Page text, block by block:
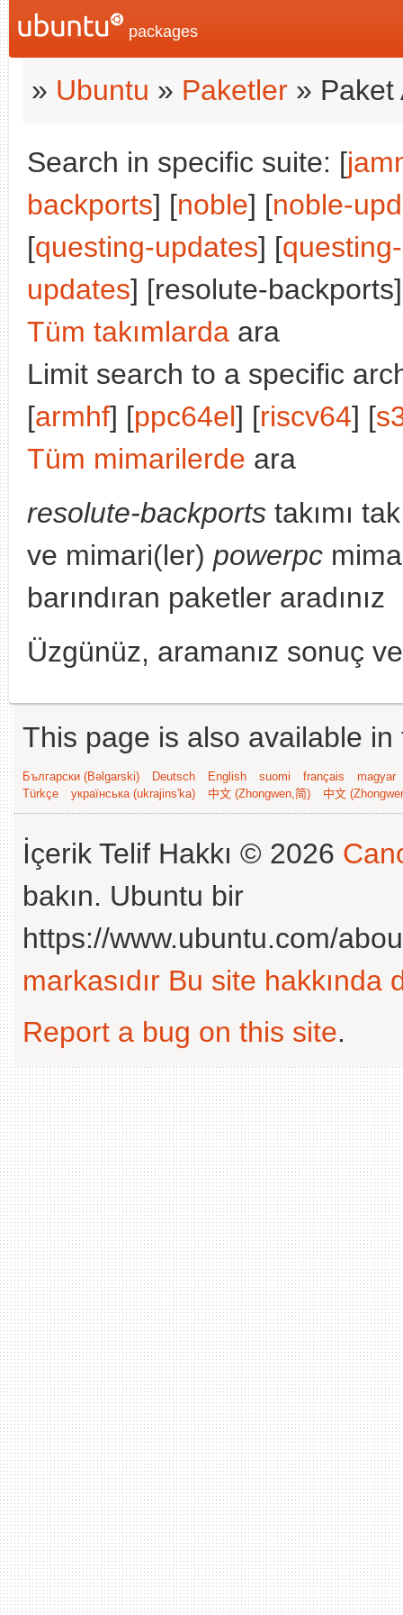
packages
» Ubuntu » Paketler » Paket
Search in specific suite: [
backports] [noble] [noble-
[questing-updates] [
updates] [resolute-
Tüm takımlarda ara
Limit search to a specific
[armhf] [ppc64el] [riscv64] [
Tüm mimarilerde ara
resolute-backports takımı
ve mimari(ler) powerpc
barındıran paketler aradınız
Üzgünüz, aramanız sonuç
This page is also available
Български (Bəlgarski) Deutsch English suomi français
magyar
Türkçe
українська (ukrajins'ka) 中文 (Zhongwen,简) 中文
İçerik Telif Hakkı © 2026
bakın. Ubuntu bir
https://www.ubuntu.com/
markasıdır Bu site hakkında
Report a bug on this site.